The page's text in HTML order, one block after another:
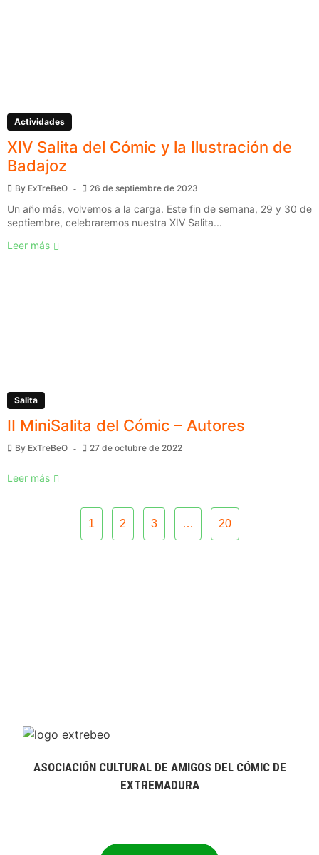
Actividades
XIV Salita del Cómic y la Ilustración de
Badajoz
By ExTreBeO 26 de septiembre de 2023
Un año más, volvemos a la carga. Este fin de semana, 29 y 30 de
septiembre, celebraremos nuestra XIV Salita...
Leer más
Salita
II MiniSalita del Cómic – Autores
By ExTreBeO 27 de octubre de 2022
Leer más
1 2 3 … 20
ASOCIACIÓN CULTURAL DE AMIGOS DEL CÓMIC DE
EXTREMADURA